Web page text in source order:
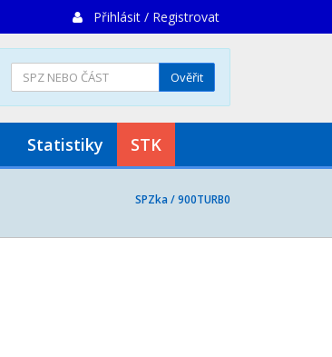
Přihlásit / Registrovat
Ověřit
Statistiky STK
SPZka /900TURB0